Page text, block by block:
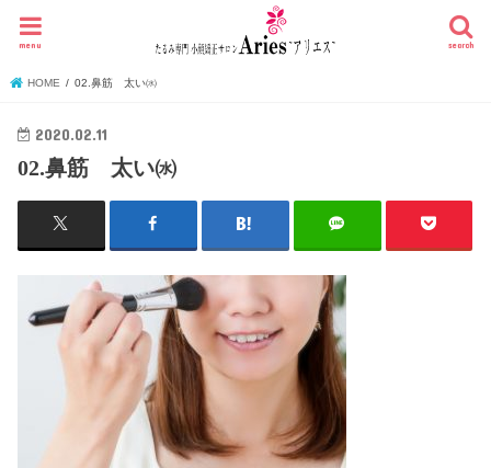
search
menu
HOME 02.鼻筋 太い㈬
2020.02.11
02.鼻筋 太い㈬